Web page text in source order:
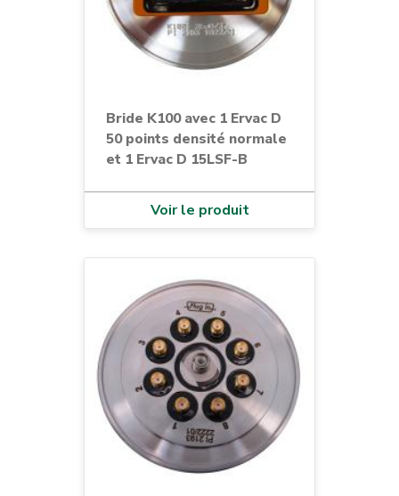
Bride K100 avec 1 Ervac D
50 points densité normale
et 1 Ervac D 15LSF-B
Voir le produit